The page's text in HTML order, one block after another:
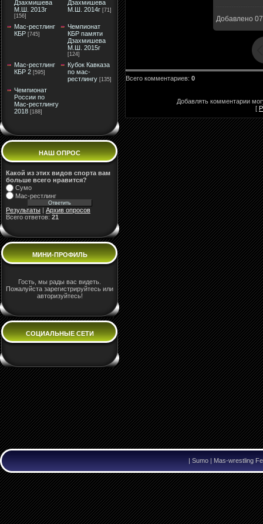
Дзахмишева
М.Ш. 2013г
[156]
Дзахмишева
М.Ш. 2014г [71]
Мас-рестлинг
КБР [745]
Чемпионат
КБР памяти
Дзахмишева
М.Ш. 2015г
[124]
Мас-рестлинг
КБР 2 [595]
Кубок Кавказа
по мас-
рестлингу [135]
Чемпионат
России по
Мас-рестлингу
2018 [188]
НАШ ОПРОС
Какой из этих видов спорта вам
больше всего нравится?
Сумо
Мас-рестлинг
Результаты
Архив опросов
Всего ответов: 21
МИНИ-ПРОФИЛЬ
Гость, мы рады вас видеть.
Пожалуйста зарегистрируйтесь или
авторизуйтесь!
СОЦИАЛЬНЫЕ СЕТИ
Добавлено
Всего комментариев: 0
Добавлять комментарии
[
| Sumo | Mas-wrestling